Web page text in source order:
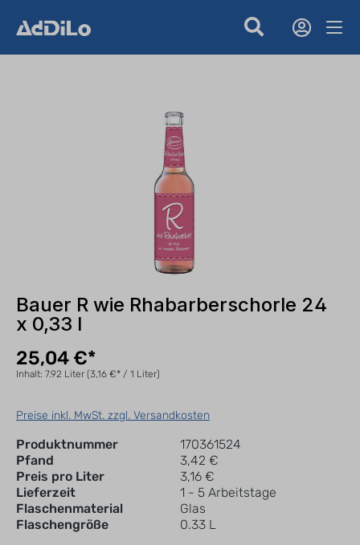
Bauer R wie Rhabarberschorle 24
x 0,33 l
25,04 €*
Inhalt: 7.92 Liter (3,16 €* / 1 Liter)
Preise inkl. MwSt. zzgl. Versandkosten
Produktnummer
170361524
Pfand
3,42 €
Preis pro Liter
3,16 €
Lieferzeit
1 - 5 Arbeitstage
Flaschenmaterial
Glas
Flaschengröße
0.33 L